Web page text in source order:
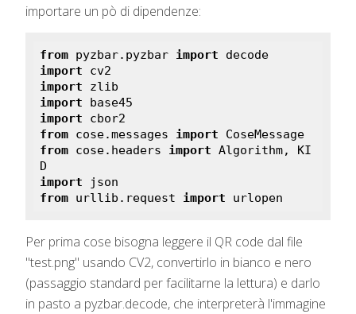
importare un pò di dipendenze:
from pyzbar.pyzbar import
decode
import
import
import
import
from cose.messages import
CoseMessage
from cose.headers import Algorithm, KI
import
from urllib.request import urlopen
Per prima cose bisogna leggere il QR code dal file
"test.png" usando CV2, convertirlo in bianco e nero
(passaggio standard per facilitarne la lettura) e darlo
in pasto a pyzbar.decode, che interpreterà l'immagine